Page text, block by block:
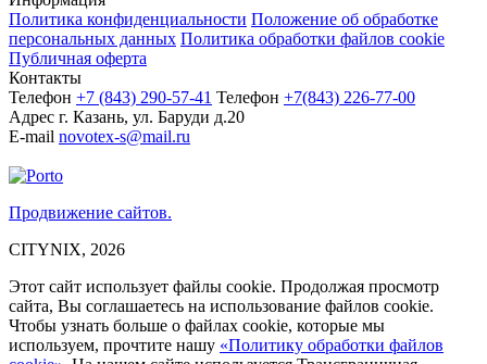
Политика конфиденциальности Положение об обработке
персональных данных Политика обработки файлов cookie
Публичная оферта
Контакты
Телефон +7 (843) 290-57-41 Телефон +7(843) 226-77-00
Адрес г. Казань, ул. Баруди д.20
E-mail novotex-s@mail.ru
Продвижение сайтов.
CITYNIX, 2026
Этот сайт использует файлы cookie. Продолжая просмотр
сайта, Вы соглашаетесь на использование файлов cookie.
Чтобы узнать больше о файлах cookie, которые мы
используем, прочтите нашу «Политику обработки файлов